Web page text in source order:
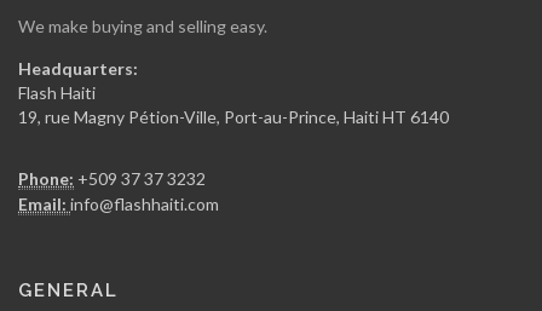
We make buying and selling easy.
Headquarters:
Flash Haiti
19, rue Magny Pétion-Ville, Port-au-Prince, Haiti HT 6140
Phone: +509 37 37 3232
Email: info@flashhaiti.com
GENERAL